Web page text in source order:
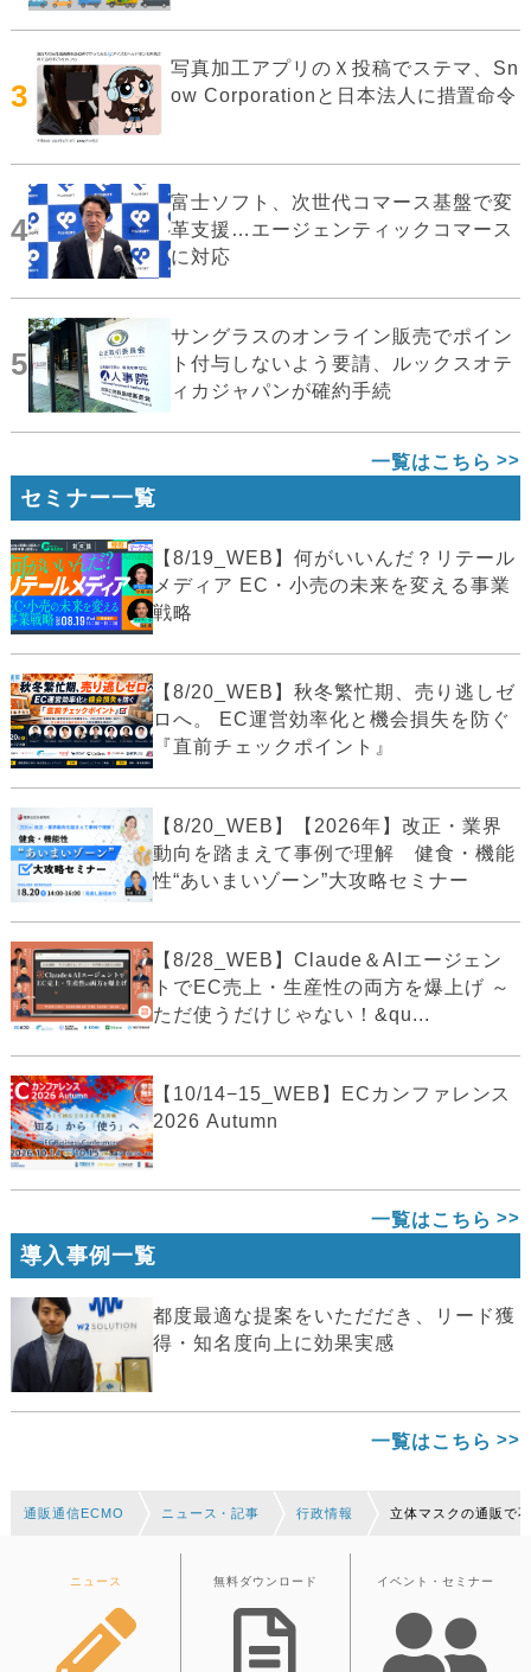
3
写真加工アプリのＸ投稿でステマ、Sn
ow Corporationと日本法人に措置命令
4
富士ソフト、次世代コマース基盤で変
革支援…エージェンティックコマース
に対応
5
サングラスのオンライン販売でポイン
ト付与しないよう要請、ルックスオテ
ィカジャパンが確約手続
一覧はこちら
セミナー一覧
【8/19_WEB】何がいいんだ？リテール
メディア EC・小売の未来を変える事業
戦略
【8/20_WEB】秋冬繁忙期、売り逃しゼ
ロへ。 EC運営効率化と機会損失を防ぐ
『直前チェックポイント』
【8/20_WEB】【2026年】改正・業界
動向を踏まえて事例で理解 健食・機能
性“あいまいゾーン”大攻略セミナー
【8/28_WEB】Claude＆AIエージェン
トでEC売上・生産性の両方を爆上げ ～
ただ使うだけじゃない！&qu...
【10/14−15_WEB】ECカンファレンス
2026 Autumn
一覧はこちら
導入事例一覧
都度最適な提案をいただだき、リード獲
得・知名度向上に効果実感
一覧はこちら
通販通信ECMO ニュース・記事 行政情報 立体マスクの通販で
ニュース 無料ダウンロード イベント・セミナー